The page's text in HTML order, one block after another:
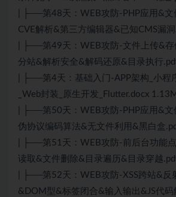
| ├──第48天：WEB攻防-PHP应用&文
CVE解析&第三方编辑器&已知CMS漏
| ├──第49天：WEB攻防-文件上传&存
分站&解析安全&解码还原&目录执行
| ├──第4天：基础入门-APP架构_小程
_Web封装_原生开发_Flutter.docx 1.13M
| ├──第50天：WEB攻防-PHP应用&文
伪协议编码算法&无文件利用&黑白盒
| ├──第51天：WEB攻防-前后台功能
读取&文件删除&目录遍历&目录穿越
| ├──第52天：WEB攻防-XSS跨站&反
&DOM型&标签闭合&输入输出&JS代